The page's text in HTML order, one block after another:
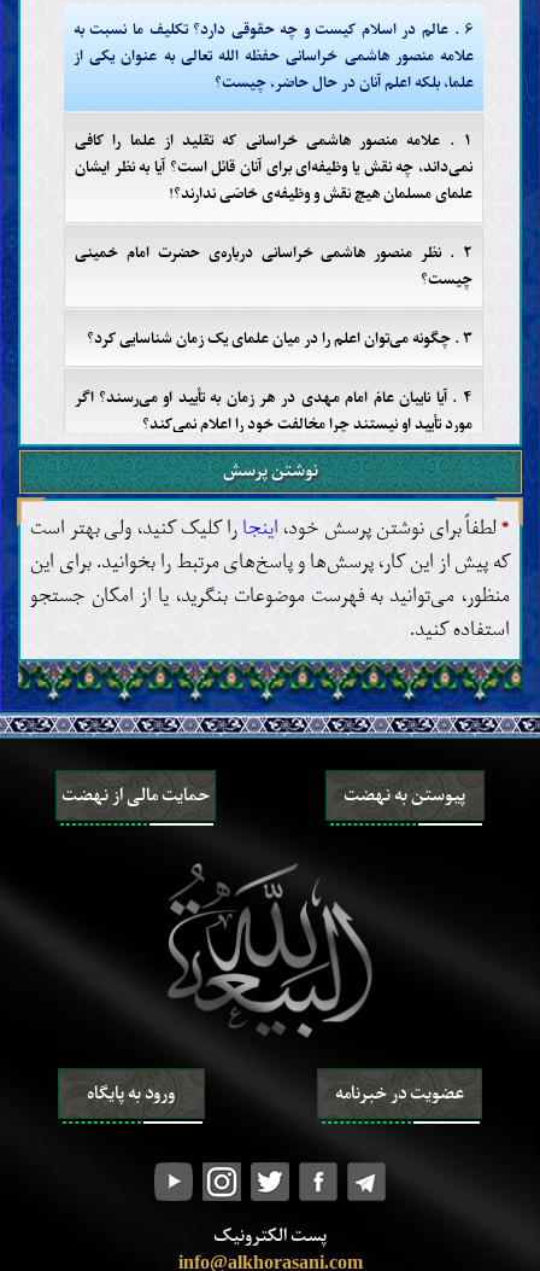
۶ . عالم در اسلام کیست و چه حقوقی دارد؟ تکلیف ما نسبت به
علامه منصور هاشمی خراسانی حفظه الله تعالی به عنوان یکی از
علما، بلکه اعلم آنان در حال حاضر، چیست؟
۱ . علامه منصور هاشمی خراسانی که تقلید از علما را کافی
نمی‌داند، چه نقش یا وظیفه‌ای برای آنان قائل است؟ آیا به نظر ایشان
علمای مسلمان هیچ نقش و وظیفه‌ی خاصّی ندارند؟!
۲ . نظر منصور هاشمی خراسانی درباره‌ی حضرت امام خمینی
چیست؟
۳ . چگونه می‌توان اعلم را در میان علمای یک زمان شناسایی کرد؟
۴ . آیا نایبان عامّ امام مهدی در هر زمان به تأیید او می‌رسند؟ اگر
مورد تأیید او نیستند چرا مخالفت خود را اعلام نمی‌کند؟
۵ . از آنجایی که دفتر علامه منصور هاشمی خراسانی، احادیث را با
ریزبینی خاصی بررسی می‌کند، لطفاً اعتبار و دلالت دو حدیث زیر را
بررسی کنید: ۱ . امام موسی بن جعفر علیهما السلام فرمود:
«مردى از قم، مردم را به سوى حق دعوت مى‌کند. با او مردمى گرد
مى‌آیند که همچون قطعات آهن هستند، آنان را بادهاى تند
نمى‌لغزاند، از جنگ سست نمى‌شوند و نمى‌هراسند و بر خداى
متعال توکّل مى‌کنند و سرانجام از آن پرهیزکاران است»...
حجّت
کتاب خداوند
حجّیّت، اعجاز و جایگاه قرآن
روش و قواعد تفسیر قرآن
تفسیر برخی آیات قرآن
خلیفه‌ی خداوند
ضرورت و صفات خلیفه‌ی خداوند
طریقه‌ی شناخت خلیفه‌ی خداوند (معجزه و نص)
روایات رسیده از خلفاء خداوند (واحد و متواتر)
شناخت خداوند (وجود، صفات و افعال)
شناخت خلفاء خداوند
ویژگی‌های پیامبر خاتم
یاران و همسران پیامبر خاتم
عترت و اهل بیت پیامبر خاتم
وجود مهدی و ویژگی‌های او
منصور و نهضت زمینه‌سازی برای ظهور مهدی
نوشتن پرسش
*لطفاً برای نوشتن پرسش خود، اینجارا کلیک کنید، ولی بهتر است
که پیش از این کار، پرسش‌ها و پاسخ‌های مرتبط را بخوانید. برای این
منظور، می‌توانید به فهرست موضوعات بنگرید، یا از امکان جستجو
استفاده کنید.
پیوستن به نهضت حمایت مالی از نهضت
عضویت در خبرنامه ورود به پایگاه
پست الکترونیک
info@alkhorasani.com